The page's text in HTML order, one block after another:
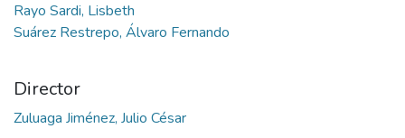
Rayo Sardi, Lisbeth
Suárez Restrepo, Álvaro Fernando
Director
Zuluaga Jiménez, Julio César